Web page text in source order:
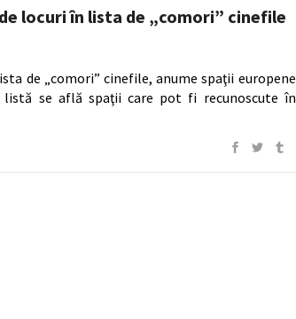
locuri în lista de „comori” cinefile
de „comori” cinefile, anume spaţii europene
se află spaţii care pot fi recunoscute în